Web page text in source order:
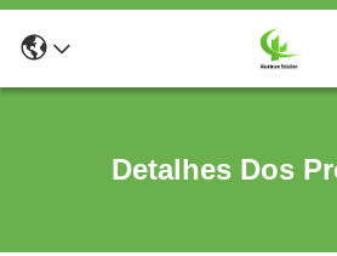
Detalhes Dos